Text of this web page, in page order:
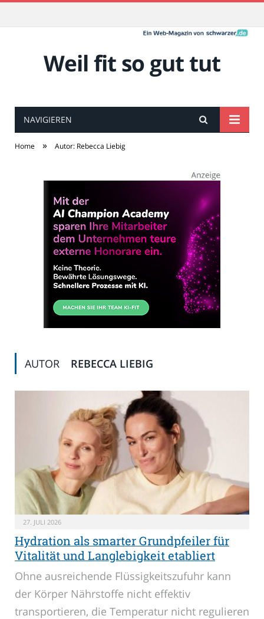
Weil fit so gut tut
NAVIGIEREN
Home » Autor: Rebecca Liebig
AUTOR REBECCA LIEBIG
27. JULI 2026
Hydration als smarter Grundpfeiler für
Vitalität und Langlebigkeit etabliert
Ohne ausreichende Flüssigkeitszufuhr kann
der Körper Nährstoffe nicht effektiv
transportieren, die Temperatur nicht regulieren